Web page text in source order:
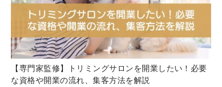
【専門家監修】トリミングサロンを開業したい！必要
な資格や開業の流れ、集客方法を解説